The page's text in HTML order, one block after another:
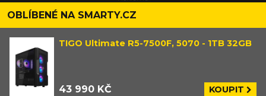
OBLÍBENÉ NA SMARTY.CZ
TIGO Ultimate R5-7500F, 5070 - 1TB 32GB
43 990 KČ KOUPIT